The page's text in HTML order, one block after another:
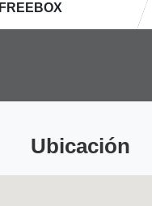
FREEBOX
Ubicación